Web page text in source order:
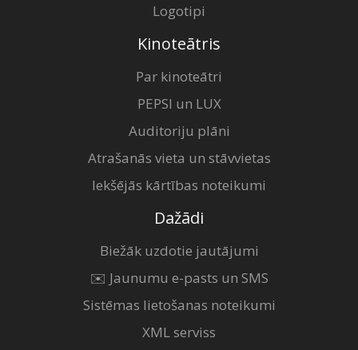
Logotipi
Kinoteātris
Par kinoteātri
PEPSI un LUX
Auditoriju plāni
Atrašanās vieta un stāvvietas
Iekšējās kārtības noteikumi
Dažādi
Biežāk uzdotie jautājumi
✉️ Jaunumu e-pasts un SMS
Sistēmas lietošanas noteikumi
XML serviss